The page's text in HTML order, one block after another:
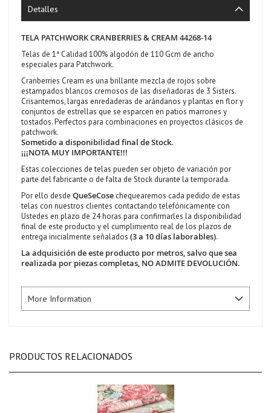
Detalles
TELA PATCHWORK CRANBERRIES & CREAM 44268-14
Telas de 1ª Calidad 100% algodón de 110 Gcm de ancho
especiales para Patchwork.
Cranberries Cream es una brillante mezcla de rojos sobre
estampados blancos cremosos de las diseñadoras de 3 Sisters.
Crisantemos, largas enredaderas de arándanos y plantas en flor y
conjuntos de estrellas que se esparcen en patios marrones y
tostados. Perfectos para combinaciones en proyectos clásicos de
patchwork.
Sometido a disponibilidad final de Stock.
¡¡¡NOTA MUY IMPORTANTE!!!
Estas colecciones de telas pueden ser objeto de variación por
parte del fabricante o de falta de Stock durante la temporada.
Por ello desde QueSeCose chequearemos cada pedido de estas
telas con nuestros clientes contactando telefónicamente con
Ustedes en plazo de 24 horas para confirmarles la disponibilidad
final de este producto y el cumplimiento real de los plazos de
entrega inicialmente señalados (3 a 10 días laborables).
La adquisición de este producto por metros, salvo que sea
realizada por piezas completas, NO ADMITE DEVOLUCIÓN.
More Information
PRODUCTOS RELACIONADOS